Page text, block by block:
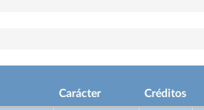
Carácter Créditos